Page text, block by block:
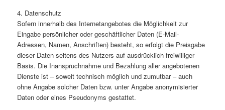
4. Datenschutz
Sofern innerhalb des Internetangebotes die Möglichkeit zur
Eingabe persönlicher oder geschäftlicher Daten (E-Mail-
Adressen, Namen, Anschriften) besteht, so erfolgt die Preisgabe
dieser Daten seitens des Nutzers auf ausdrücklich freiwilliger
Basis. Die Inanspruchnahme und Bezahlung aller angebotenen
Dienste ist – soweit technisch möglich und zumutbar – auch
ohne Angabe solcher Daten bzw. unter Angabe anonymisierter
Daten oder eines Pseudonyms gestattet.